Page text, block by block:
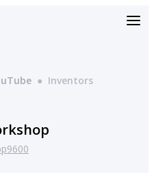
● Inventors